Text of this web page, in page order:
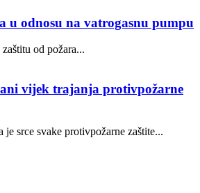
u odnosu na vatrogasnu pumpu
od požara...
vijek trajanja protivpožarne
je srce svake protivpožarne zaštite...